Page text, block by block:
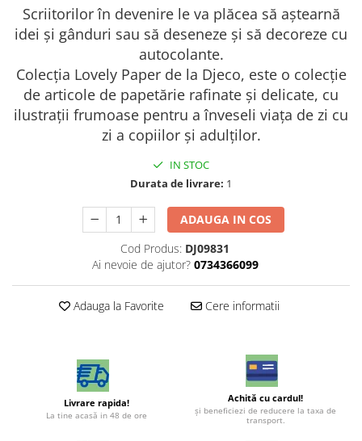
Scriitorilor în devenire le va plăcea să aștearnă
idei și gânduri sau să deseneze și să decoreze cu
autocolante.
Colecția Lovely Paper de la Djeco, este o colecție
de articole de papetărie rafinate și delicate, cu
ilustrații frumoase pentru a înveseli viața de zi cu
zi a copiilor și adulților.
IN STOC
Durata de livrare: 1
ADAUGA IN COS
Cod Produs: DJ09831
Ai nevoie de ajutor? 0734366099
Adauga la Favorite Cere informatii
Livrare rapida!
La tine acasă in 48 de ore
Achită cu cardul!
şi beneficiezi de reducere la taxa de
transport.